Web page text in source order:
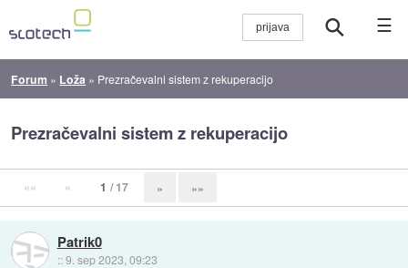
☰
Forum » Loža » Prezračevalni sistem z rekuperacijo
Prezračevalni sistem z rekuperacijo
«« « 1 / 17 » »»
Patrik0
::9. sep 2023, 09:23